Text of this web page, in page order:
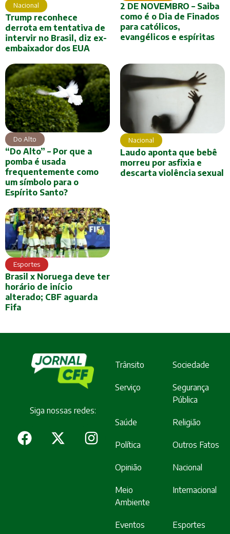
Nacional
Trump reconhece
derrota em tentativa de
intervir no Brasil, diz ex-
embaixador dos EUA
2 DE NOVEMBRO – Saiba
como é o Dia de Finados
para católicos,
evangélicos e espíritas
Do Alto
“Do Alto” – Por que a
pomba é usada
frequentemente como
um símbolo para o
Espírito Santo?
Nacional
Laudo aponta que bebê
morreu por asfixia e
descarta violência sexual
Esportes
Brasil x Noruega deve ter
horário de início
alterado; CBF aguarda
Fifa
Siga nossas redes:
Trânsito Sociedade
Serviço
Segurança
Pública
Saúde Religião
Política Outros Fatos
Opinião Nacional
Meio
Ambiente
Internacional
Eventos Esportes